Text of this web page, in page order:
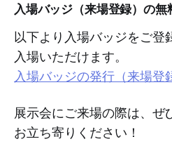
入場バッジ（来場登録）の無
以下より入場バッジをご登
入場いただけます。
入場バッジの発行（来場登
展示会にご来場の際は、ぜ
お立ち寄りください！